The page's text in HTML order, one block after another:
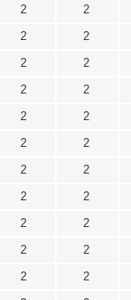
2 2
2 2
2 2
2 2
2 2
2 2
2 2
2 2
2 2
2 2
2 2